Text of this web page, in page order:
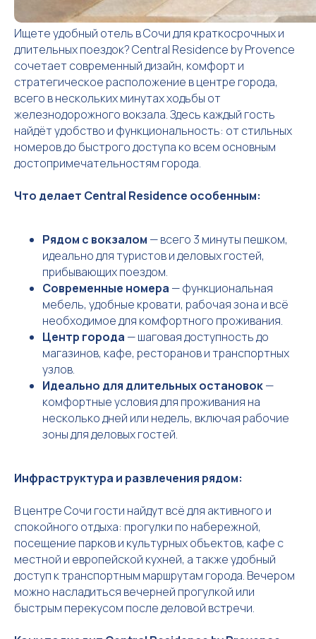
Ищете удобный отель в Сочи для краткосрочных и
длительных поездок? Central Residence by Provence
сочетает современный дизайн, комфорт и
стратегическое расположение в центре города,
всего в нескольких минутах ходьбы от
железнодорожного вокзала. Здесь каждый гость
найдёт удобство и функциональность: от стильных
номеров до быстрого доступа ко всем основным
достопримечательностям города.
Что делает Central Residence особенным:
Рядом с вокзалом — всего 3 минуты пешком,
идеально для туристов и деловых гостей,
прибывающих поездом.
Современные номера — функциональная
мебель, удобные кровати, рабочая зона и всё
необходимое для комфортного проживания.
Центр города — шаговая доступность до
магазинов, кафе, ресторанов и транспортных
узлов.
Идеально для длительных остановок—
комфортные условия для проживания на
несколько дней или недель, включая рабочие
зоны для деловых гостей.
Инфраструктура и развлечения рядом:
В центре Сочи гости найдут всё для активного и
спокойного отдыха: прогулки по набережной,
посещение парков и культурных объектов, кафе с
местной и европейской кухней, а также удобный
доступ к транспортным маршрутам города. Вечером
можно насладиться вечерней прогулкой или
быстрым перекусом после деловой встречи.